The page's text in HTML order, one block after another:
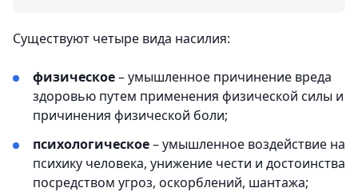
Существуют четыре вида насилия:
физическое– умышленное причинение вреда
здоровью путем применения физической силы и
причинения физической боли;
психологическое– умышленное воздействие на
психику человека, унижение чести и достоинства
посредством угроз, оскорблений, шантажа;